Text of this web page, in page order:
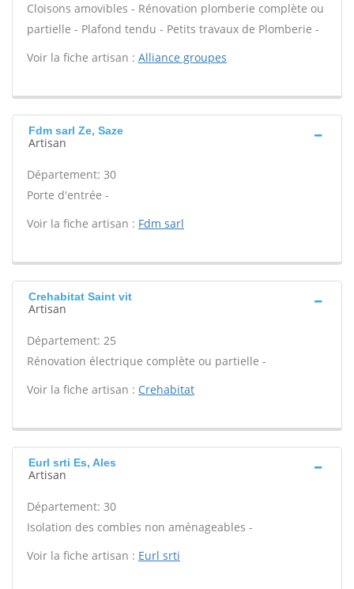
Cloisons amovibles - Rénovation plomberie complète ou
partielle - Plafond tendu - Petits travaux de Plomberie -
Voir la fiche artisan : Alliance groupes
Fdm sarl Ze, Saze
Artisan
Département: 30
Porte d'entrée -
Voir la fiche artisan : Fdm sarl
Crehabitat Saint vit
Artisan
Département: 25
Rénovation électrique complète ou partielle -
Voir la fiche artisan : Crehabitat
Eurl srti Es, Ales
Artisan
Département: 30
Isolation des combles non aménageables -
Voir la fiche artisan : Eurl srti